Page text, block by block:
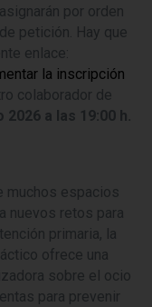
asignarán por orden
de petición. Hay que
enlace:
la inscripción
colaborador de
2026 a las 19:00 h.
muchos espacios
nuevos retos para
primaria, la
ofrece una
sobre el ocio
para prevenir